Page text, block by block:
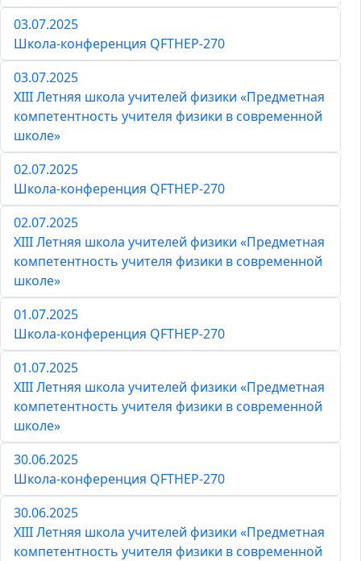
03.07.2025
Школа-конференция QFTHEP-270
03.07.2025
XIII Летняя школа учителей физики «Предметная
компетентность учителя физики в современной
школе»
02.07.2025
Школа-конференция QFTHEP-270
02.07.2025
XIII Летняя школа учителей физики «Предметная
компетентность учителя физики в современной
школе»
01.07.2025
Школа-конференция QFTHEP-270
01.07.2025
XIII Летняя школа учителей физики «Предметная
компетентность учителя физики в современной
школе»
30.06.2025
Школа-конференция QFTHEP-270
30.06.2025
XIII Летняя школа учителей физики «Предметная
компетентность учителя физики в современной